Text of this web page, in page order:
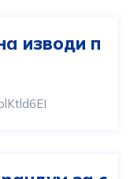
изводи п